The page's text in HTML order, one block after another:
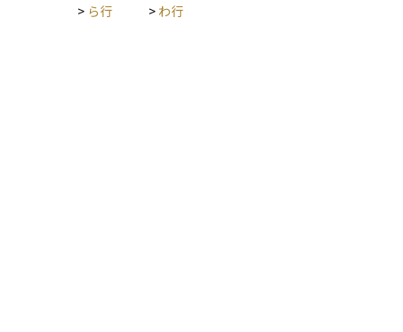
は、金融市場を通じて資金を循環させる中心的なインフラであ
> ら行 > わ行